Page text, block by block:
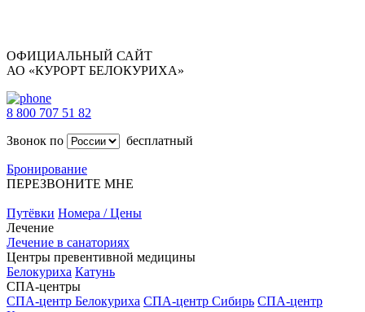
ОФИЦИАЛЬНЫЙ САЙТ
АО «КУРОРТ БЕЛОКУРИХА»
8 800 707 51 82
Звонок по
бесплатный
Бронирование
ПЕРЕЗВОНИТЕ МНЕ
Путёвки Номера / Цены
Лечение
Лечение в санаториях
Центры превентивной медицины
Белокуриха Катунь
СПА-центры
СПА-центр Белокуриха СПА-центр Сибирь СПА-центр